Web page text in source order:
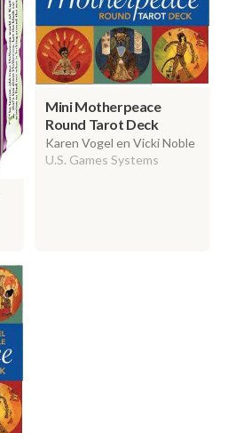
Mini Motherpeace
Round Tarot Deck
Karen Vogel en Vicki Noble
U.S. Games Systems